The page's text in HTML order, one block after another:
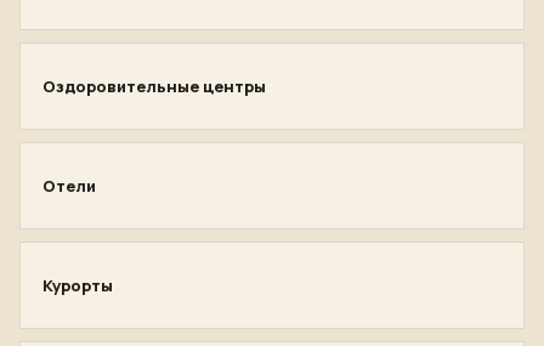
Оздоровительные центры
Отели
Курорты